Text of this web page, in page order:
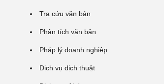
Tra cứu văn bản
Phân tích văn bản
Pháp lý doanh nghiệp
Dịch vụ dịch thuật